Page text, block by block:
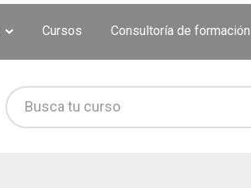
Cursos Consultoría de formación